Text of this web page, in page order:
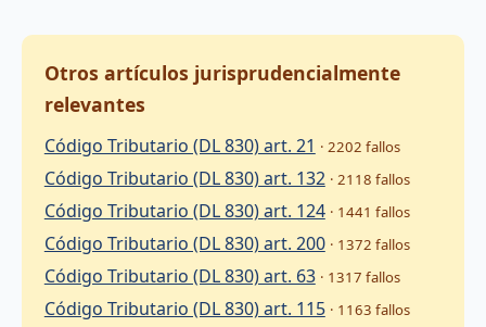
Otros artículos jurisprudencialmente
relevantes
Código Tributario (DL 830) art. 21 · 2202 fallos
Código Tributario (DL 830) art. 132 · 2118 fallos
Código Tributario (DL 830) art. 124 · 1441 fallos
Código Tributario (DL 830) art. 200 · 1372 fallos
Código Tributario (DL 830) art. 63 · 1317 fallos
Código Tributario (DL 830) art. 115 · 1163 fallos